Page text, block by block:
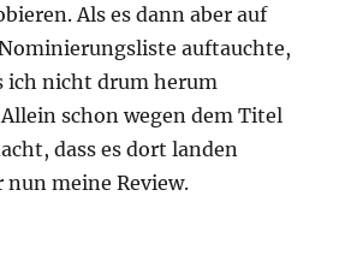
Als es dann aber auf
auftauchte,
ich nicht drum herum
schon wegen dem Titel
dass es dort landen
meine Review.